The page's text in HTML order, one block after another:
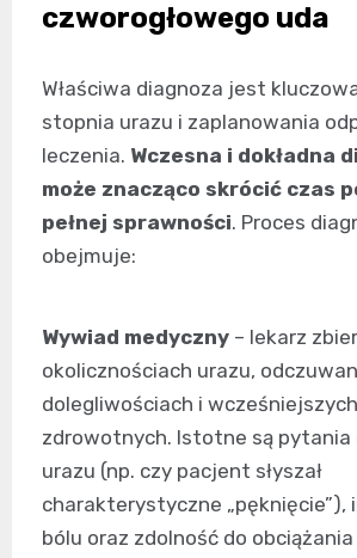
czworogłowego uda
Właściwa diagnoza jest
stopnia urazu i zaplanowania
leczenia. Wczesna i dokładna
może znacząco skrócić czas
pełnej sprawności. Proces
obejmuje:
Wywiad medyczny – lekarz
okolicznościach urazu,
dolegliwościach i
zdrowotnych. Istotne są pytania
urazu (np. czy pacjent słyszał
charakterystyczne „pęknięcie”),
bólu oraz zdolność do